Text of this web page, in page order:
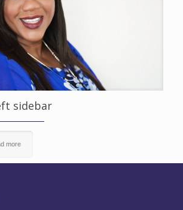
sidebar
more